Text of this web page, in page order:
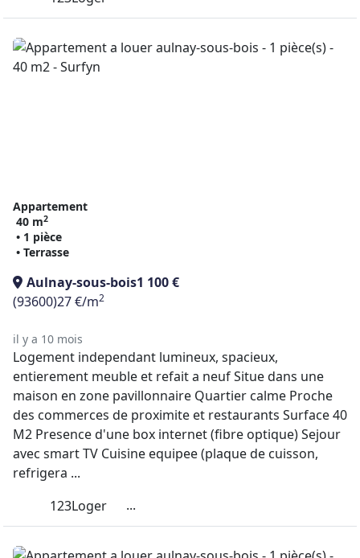
Appartement
40 m2
• 1 pièce
• Terrasse
Aulnay-sous-bois1 100 €
(93600)27 €/m2
il y a 10 mois
Logement independant lumineux, spacieux,
entierement meuble et refait a neuf Situe dans une
maison en zone pavillonnaire Quartier calme Proche
des commerces de proximite et restaurants Surface 40
M2 Presence d'une box internet (fibre optique) Sejour
avec smart TV Cuisine equipee (plaque de cuisson,
refrigera ...
123Loger
...